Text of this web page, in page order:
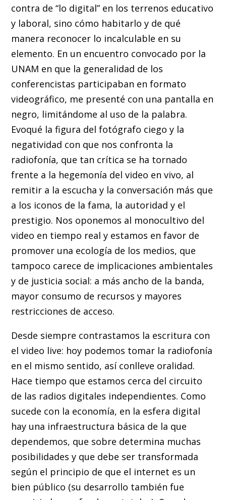
contra de “lo digital” en los terrenos educativo
y laboral, sino cómo habitarlo y de qué
manera reconocer lo incalculable en su
elemento. En un encuentro convocado por la
UNAM en que la generalidad de los
conferencistas participaban en formato
videográfico, me presenté con una pantalla en
negro, limitándome al uso de la palabra.
Evoqué la figura del fotógrafo ciego y la
negatividad con que nos confronta la
radiofonía, que tan crítica se ha tornado
frente a la hegemonía del video en vivo, al
remitir a la escucha y la conversación más que
a los iconos de la fama, la autoridad y el
prestigio. Nos oponemos al monocultivo del
video en tiempo real y estamos en favor de
promover una ecología de los medios, que
tampoco carece de implicaciones ambientales
y de justicia social: a más ancho de la banda,
mayor consumo de recursos y mayores
restricciones de acceso.
Desde siempre contrastamos la escritura con
el video live: hoy podemos tomar la radiofonía
en el mismo sentido, así conlleve oralidad.
Hace tiempo que estamos cerca del circuito
de las radios digitales independientes. Como
sucede con la economía, en la esfera digital
hay una infraestructura básica de la que
dependemos, que sobre determina muchas
posibilidades y que debe ser transformada
según el principio de que el internet es un
bien público (su desarrollo también fue